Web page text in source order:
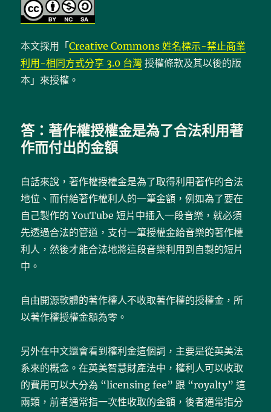
本文採用「Creative Commons 姓名標示-禁止商業
利用-相同方式分享 3.0 台灣 授權條款及其以後的版
本」來授權。
答：著作權授權金是為了合法利用著
作而付出的金額
白話來說，著作權授權金是為了取得利用著作的合法
地位、而付給著作權利人的一筆金額，例如為了要在
自己製作的 YouTube 短片中插入一段音樂，就必須
先透過合法的管道，支付一筆授權金給音樂的著作權
利人，然後才能合法地將這段音樂利用到自製的短片
中。
自由開源軟體的著作權人不收取著作權的授權金，所
以著作權授權金額為零。
另外在中文還會看到權利金這個詞，主要是從英美法
系來的概念。在英美智慧財產法中，權利人可以收取
的費用可以大分為 “licensing fee” 跟 “royalty” 這
兩類，前者通常指一次性收取的金額，後者通常指分